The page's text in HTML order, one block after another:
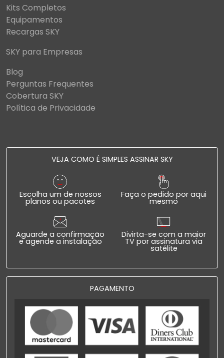
Kits Completos
Equipamentos
Recargas SKY
SKY para Empresas
Blog
Perguntas Frequentes
Cobertura SKY
Política de Privacidade
VEJA COMO É SIMPLES ASSINAR SKY
Escolha um de nossos
planos ou pacotes
Faça o pedido por aqui
mesmo
Aguarde a confirmação
e agende a instalação
Divirta-se com a maior
TV por assinatura via
satélite
PAGAMENTO